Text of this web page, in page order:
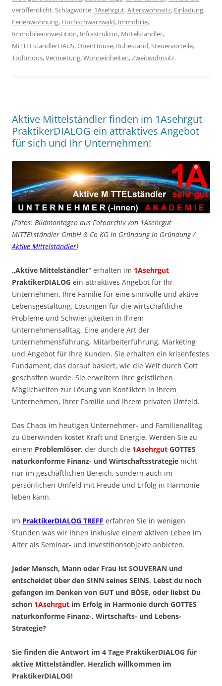
veröffentlicht. Schlagworte: 1Asehrgut,Alterswohnsitz, Einladung,
Ferienwohnung, Hochschwarzwald, Immobilie,
Immobilieninvestition, Infrastruktur, Mittelständler,
MiTTELständlerHAUS,OpenHouse, Ruhestand,Steuervorteile,
Todtmoos,Vermietung,Wohneinheiten,Zweitwohnsitz.
Aktive Mittelständler finden im 1Asehrgut
PraktikerDIALOG ein attraktives Angebot
für sich und Ihr Unternehmen!
(Fotos: Bildmontagen aus Fotoarchiv von 1Asehrgut
MiTTELständler GmbH & Co KG in Gründung in Gründung /
Aktive Mittelständler)
„Aktive Mittelständler“ erhalten im 1Asehrgut
PraktikerDIALOG ein attraktives Angebot für Ihr
Unternehmen, Ihre Familie für eine sinnvolle und aktive
Lebensgestaltung. Lösungen für die wirtschaftliche
Probleme und Schwierigkeiten in Ihrem
Unternehmensalltag. Eine andere Art der
Unternehmensführung, Mitarbeiterführung, Marketing
und Angebot für Ihre Kunden. Sie erhalten ein krisenfestes
Fundament, das darauf basiert, wie die Welt durch Gott
geschaffen wurde. Sie erweitern Ihre geistlichen
Möglichkeiten zur Lösung von Konflikten in Ihrem
Unternehmen, Ihrer Familie und Ihrem privaten Umfeld.
Das Chaos im heutigen Unternehmer- und Familienalltag
zu überwinden kostet Kraft und Energie. Werden Sie zu
einem Problemlöser, der durch die 1Asehrgut GOTTES
naturkonforme Finanz- und Wirtschaftsstrategie nicht
nur im geschäftlichen Bereich, sondern auch im
persönlichen Umfeld mit Freude und Erfolg in Harmonie
leben kann.
Im PraktikerDIALOG TREFF erfahren Sie in wenigen
Stunden was wir Ihnen inklusive einem aktiven Leben im
Alter als Seminar- und Investitionsobjekte anbieten.
Jeder Mensch, Mann oder Frau ist SOUVERAN und
entscheidet über den SINN seines SEINS. Lebst du noch
gefangen im Denken von GUT und BÖSE, oder liebst Du
schon 1Asehrgut im Erfolg in Harmonie durch GOTTES
naturkonforme Finanz-, Wirtschafts- und Lebens-
Strategie?
Sie finden die Antwort im 4 Tage PraktikerDIALOG für
aktive Mittelständler. Herzlich willkommen im
PraktikerDIALOG!